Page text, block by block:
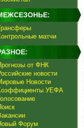
матчи
от ФНК
новости
Новости
УЕФА
Форум